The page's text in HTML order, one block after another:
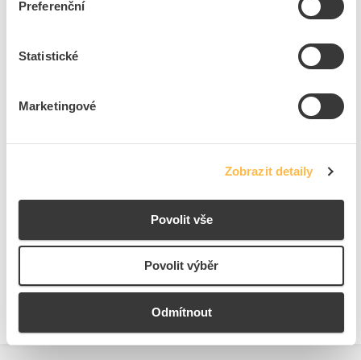
Preferenční
Statistické
Marketingové
Zobrazit detaily
Povolit vše
Povolit výběr
Odmítnout
ELEKTROBOCK Termostat BT52 WIFI bezdrátový s
Cena s DPH 5 751,95 Kč/ks
K objednání
Na dotaz
Zobrazit